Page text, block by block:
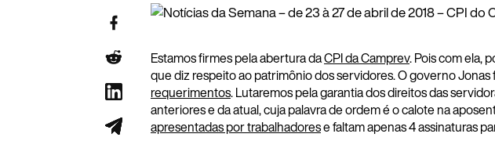
Estamos firmes pela abertura daCPI da Camprev. Pois com ela,
que diz respeito ao patrimônio dos servidores. O governo
requerimentos. Lutaremos pela garantia dos direitos das
anteriores e da atual, cuja palavra de ordem é o calote na
apresentadas por trabalhadorese faltam apenas 4 assinaturas